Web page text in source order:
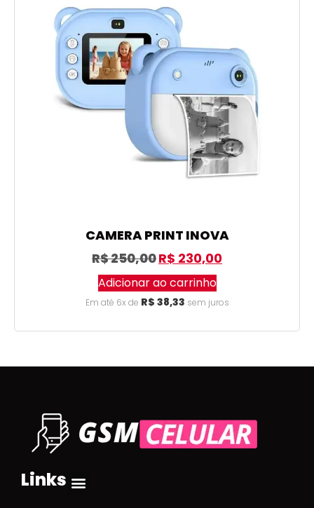
CAMERA PRINT INOVA
R$250,00R$ 230,00
Adicionar ao carrinho
Em até 6x de R$ 38,33 sem juros
Links